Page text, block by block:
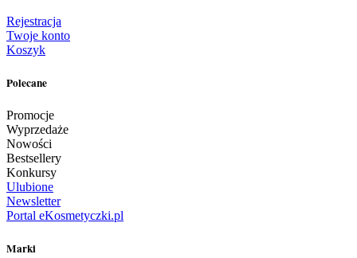
Rejestracja
Twoje konto
Koszyk
Polecane
Promocje
Wyprzedaże
Nowości
Bestsellery
Konkursy
Ulubione
Newsletter
Portal eKosmetyczki.pl
Marki